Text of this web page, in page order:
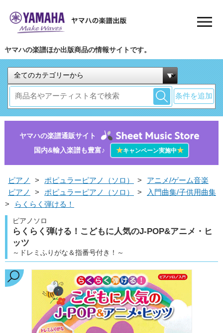
ヤマハの楽譜ほか出版商品の情報サイトです。
条件を追加
ヤマハの楽譜通販サイト
国内&輸入楽譜も豊富♪
★キャンペーン実施中★
ピアノ > ポピュラーピアノ（ソロ） >
アニメ/ゲーム音楽
ピアノ
> ポピュラーピアノ（ソロ） >
入門曲集/子供用曲集
>
らくらく弾ける！
ピアノソロ
らくらく弾ける！こどもに人気のJ-POP&アニメ・ヒ
ッツ
～ドレミふりがな＆指番号付き！～